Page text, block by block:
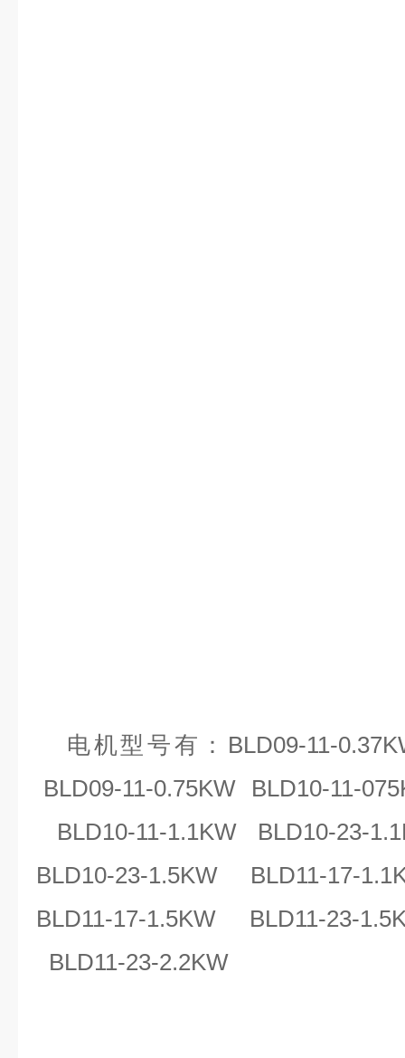
电机型号有： BLD09-11-
BLD09-11-0.75KW BLD10-11-
BLD10-11-1.1KW BLD10-23-
BLD10-23-1.5KW BLD11-17-
BLD11-17-1.5KW BLD11-23-
BLD11-23-2.2KW